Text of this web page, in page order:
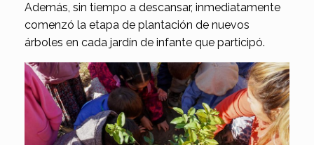
Además, sin tiempo a descansar, inmediatamente
comenzó la etapa de plantación de nuevos
árboles en cada jardín de infante que participó.